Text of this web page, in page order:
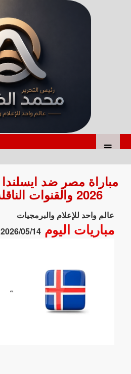
2026 والقنوات الناقلة في كرة اليد
عالم واحد للإعلام والبرمجيات
مباريات اليوم2026/05/14